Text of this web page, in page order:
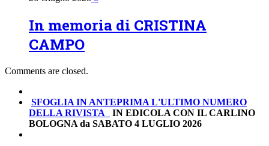
In memoria di CRISTINA
CAMPO
Comments are closed.
SFOGLIA IN ANTEPRIMA L'ULTIMO NUMERO
DELLA RIVISTA
IN EDICOLA CON IL CARLINO
BOLOGNA da SABATO 4 LUGLIO 2026